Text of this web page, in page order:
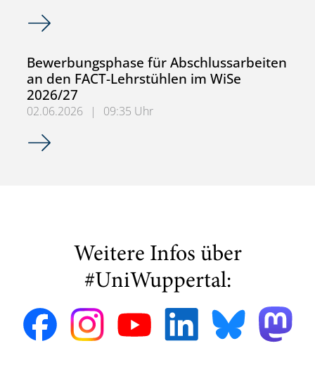
Anmeldung zu Seminaren der FACT-Lehrstühle im
Bewerbungsphase für Abschlussarbeiten
an den FACT-Lehrstühlen im WiSe
2026/27
02.06.2026 |
09:35 Uhr
Bewerbungsphase für Abschlussarbeiten an den FACT-
Weitere Infos über
#UniWuppertal: